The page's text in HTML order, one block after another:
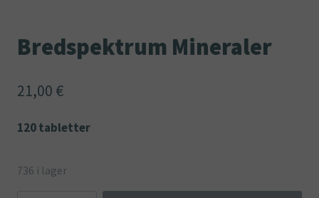
Bredspektrum Mineraler
21,00 €
120 tabletter
736 i lager